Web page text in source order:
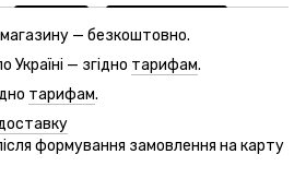
— безкоштовно.
— згідно тарифам.
тарифам.
формування замовлення на карту